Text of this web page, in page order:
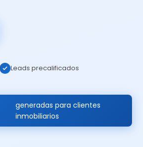
Leads precalificados
generadas para clientes
inmobiliarios